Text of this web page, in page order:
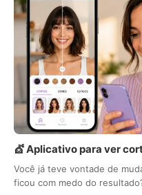
💇 Aplicativo para ver
Você já teve vontade de
ficou com medo do